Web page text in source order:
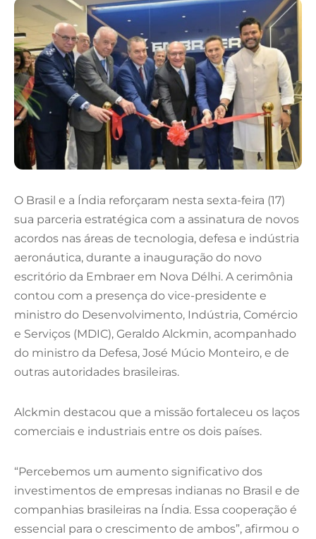
O Brasil e a Índia reforçaram nesta sexta-feira (17)
sua parceria estratégica com a assinatura de novos
acordos nas áreas de tecnologia, defesa e indústria
aeronáutica, durante a inauguração do novo
escritório da Embraer em Nova Délhi. A cerimônia
contou com a presença do vice-presidente e
ministro do Desenvolvimento, Indústria, Comércio
e Serviços (MDIC), Geraldo Alckmin, acompanhado
do ministro da Defesa, José Múcio Monteiro, e de
outras autoridades brasileiras.
Alckmin destacou que a missão fortaleceu os laços
comerciais e industriais entre os dois países.
“Percebemos um aumento significativo dos
investimentos de empresas indianas no Brasil e de
companhias brasileiras na Índia. Essa cooperação é
essencial para o crescimento de ambos”, afirmou o